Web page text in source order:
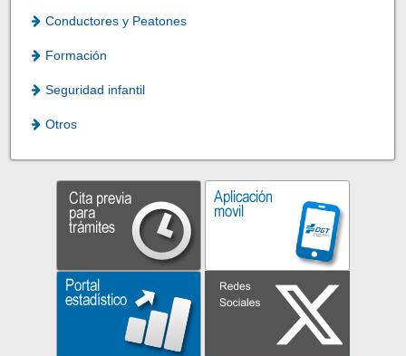
Conductores y Peatones
Formación
Seguridad infantil
Otros